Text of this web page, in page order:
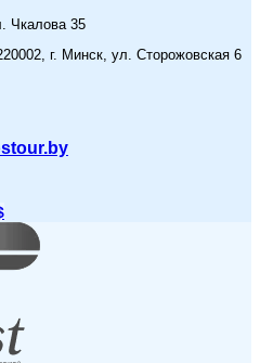
Чкалова 35
г. Минск, ул. Сторожовская 6